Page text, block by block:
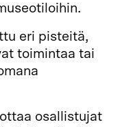
eri pisteitä,
toimintaa tai
osallistujat